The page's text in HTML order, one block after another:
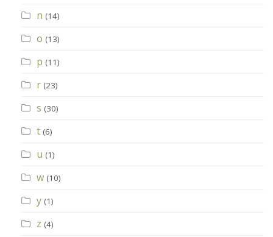
n (14)
o (13)
p (11)
r (23)
s (30)
t (6)
u (1)
w (10)
y (1)
z (4)